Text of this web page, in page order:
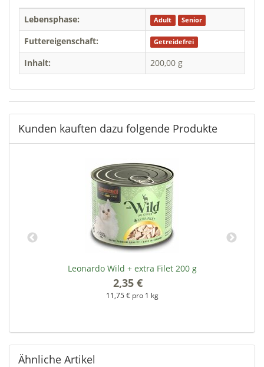
Lebensphase: Adult Senior
Futtereigenschaft: Getreidefrei
Inhalt: 200,00 g
Kunden kauften dazu folgende Produkte
Leonardo Wild + extra Filet 200 g
2,35 €
11,75 € pro 1 kg
Ähnliche Artikel